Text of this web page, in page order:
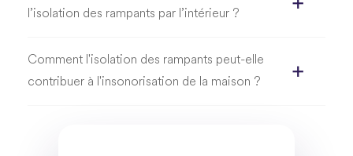
l’isolation des rampants par l’intérieur ?
Comment l'isolation des rampants peut-elle
contribuer à l'insonorisation de la maison ?